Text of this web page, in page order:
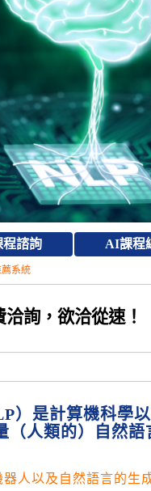
諮詢 AI課程
系統
詢，欲洽從速！
）是計算機科學
（人類的）自然語
人以及自然語言的生